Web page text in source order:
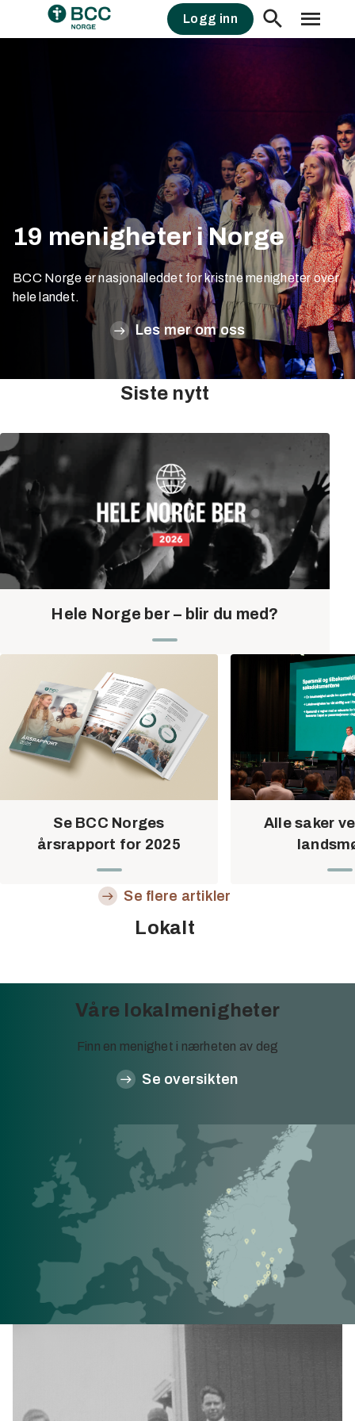
Logg inn
19 menigheter i Norge
BCC Norge er nasjonalleddet for kristne menigheter over
hele landet.
Les mer om oss
Siste nytt
Hele Norge ber – blir du med?
Se BCC Norges
årsrapport for 2025
Alle saker
Se flere artikler
Lokalt
Våre lokalmenigheter
Finn en menighet i nærheten av deg
Se oversikten